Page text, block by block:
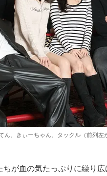
ん、きぃーちゃん、タックル（前列
が血の気たっぷりに繰り